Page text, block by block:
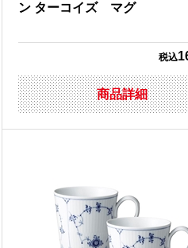
ン ターコイズ マグ
税込
商品詳細